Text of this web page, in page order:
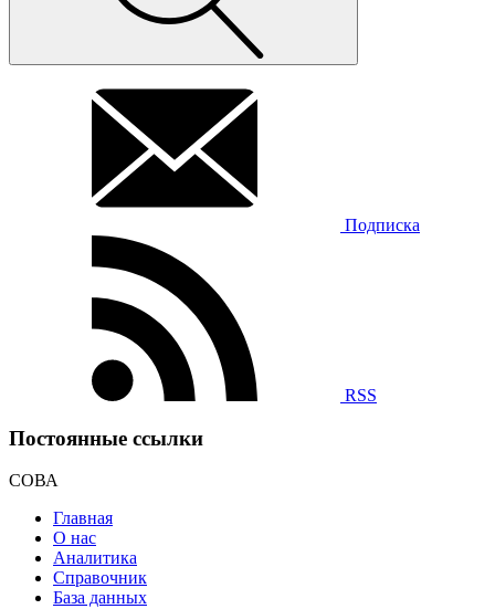
Подписка
RSS
Постоянные ссылки
СОВА
Главная
О нас
Аналитика
Справочник
База данных